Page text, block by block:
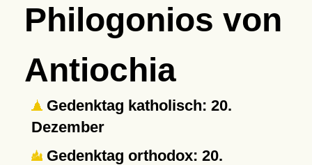
Philogonios von
Antiochia
Gedenktag katholisch: 20.
Dezember
Gedenktag orthodox: 20.